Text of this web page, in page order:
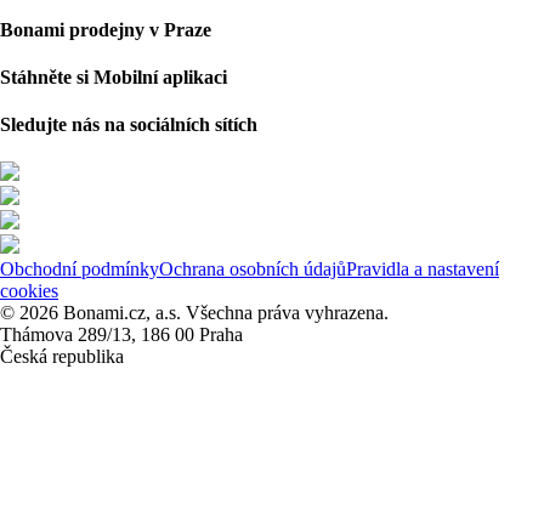
Bonami prodejny v Praze
Stáhněte si Mobilní aplikaci
Sledujte nás na sociálních sítích
Obchodní podmínkyOchrana osobních údajůPravidla a nastavení
cookies
© 2026 Bonami.cz, a.s. Všechna práva vyhrazena.
Thámova 289/13, 186 00 Praha
Česká republika